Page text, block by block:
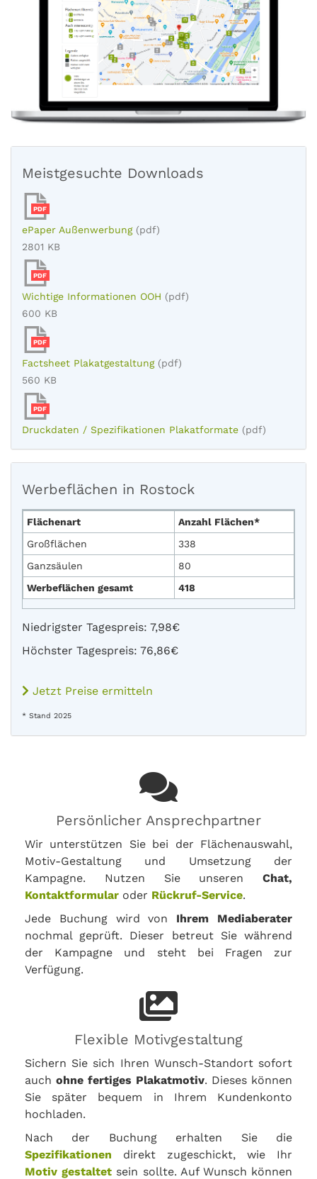
Meistgesuchte Downloads
PDF
ePaper Außenwerbung (pdf)
2801 KB
PDF
Wichtige Informationen OOH (pdf)
600 KB
PDF
Factsheet Plakatgestaltung (pdf)
560 KB
PDF
Druckdaten / Spezifikationen Plakatformate (pdf)
Werbeflächen in Rostock
Flächenart
Anzahl Flächen*
Großflächen
338
Ganzsäulen
80
Werbeflächen gesamt
418
Niedrigster Tagespreis: 7,98€
Höchster Tagespreis: 76,86€
Jetzt Preise ermitteln
* Stand 2025
Persönlicher Ansprechpartner
Wir unterstützen Sie bei der Flächenauswahl,
Motiv-Gestaltung und Umsetzung der
Kampagne. Nutzen Sie unseren Chat,
Kontaktformular oder Rückruf-Service.
Jede Buchung wird von Ihrem Mediaberater
nochmal geprüft. Dieser betreut Sie während
der Kampagne und steht bei Fragen zur
Verfügung.
Flexible Motivgestaltung
Sichern Sie sich Ihren Wunsch-Standort sofort
auch ohne fertiges Plakatmotiv. Dieses können
Sie später bequem in Ihrem Kundenkonto
hochladen.
Nach der Buchung erhalten Sie die
Spezifikationen direkt zugeschickt, wie Ihr
Motiv gestaltet sein sollte. Auf Wunsch können